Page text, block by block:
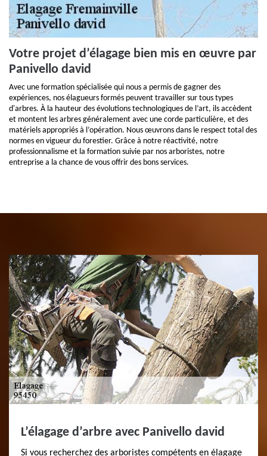
Votre projet d’élagage bien mis en œuvre par
Panivello david
Avec une formation spécialisée qui nous a permis de gagner des
expériences, nos élagueurs formés peuvent travailler sur tous types
d'arbres. À la hauteur des évolutions technologiques de l’art, ils accèdent
et montent les arbres généralement avec une corde particulière, et des
matériels appropriés à l’opération. Nous œuvrons dans le respect total des
normes en vigueur du forestier. Grâce à notre réactivité, notre
professionnalisme et la formation suivie par nos arboristes, notre
entreprise a la chance de vous offrir des bons services.
L’élagage d’arbre avec Panivello david
Si vous recherchez des arboristes compétents en élagage